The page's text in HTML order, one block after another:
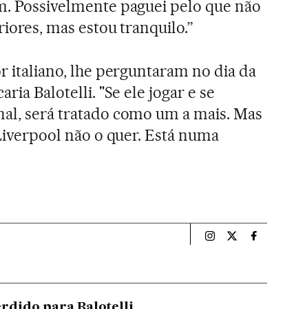
Possivelmente paguei pelo que não
mas estou tranquilo.”
italiano, lhe perguntaram no dia da
Balotelli. "Se ele jogar e se
será tratado como um a mais. Mas
não o quer. Está numa
Esportes El País
Esportes El